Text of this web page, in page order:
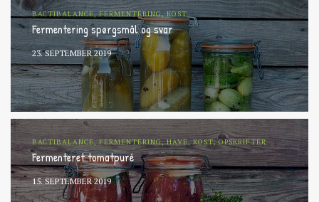
BACTIBALANCE, FERMENTERING, KOST
Fermentering spørgsmål og svar
23. SEPTEMBER 2019
BACTIBALANCE, FERMENTERING, HAVE, KOST, OPSKRIFTER
Fermenteret tomatpuré
15. SEPTEMBER 2019